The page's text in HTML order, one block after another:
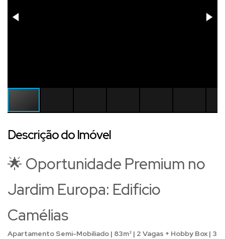
Descrição do Imóvel
🌟 Oportunidade Premium no
Jardim Europa: Edificio
Camélias
Apartamento Semi-Mobiliado | 83m² | 2 Vagas + Hobby Box | 3